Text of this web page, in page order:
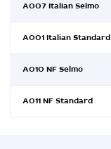
A007 Italian Selmo
A001 Italian Standard
A010 NF Selmo
A011 NF Standard